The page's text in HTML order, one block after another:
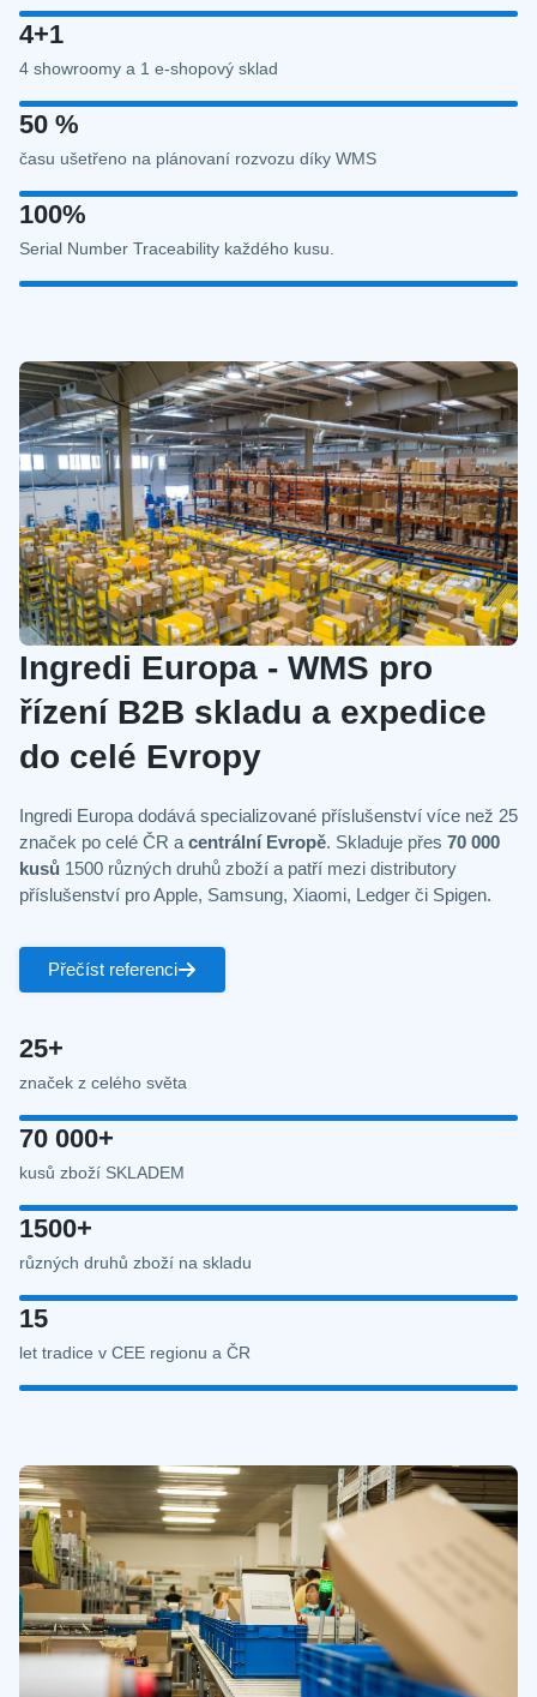
4+1
4 showroomy a 1 e-shopový sklad
50 %
času ušetřeno na plánovaní rozvozu díky WMS
100%
Serial Number Traceability každého kusu.
Ingredi Europa - WMS pro
řízení B2B skladu a expedice
do celé Evropy
Ingredi Europa dodává specializované příslušenství více než 25
značek po celé ČR a centrální Evropě. Skladuje přes 70 000
kusů 1500 různých druhů zboží a patří mezi distributory
příslušenství pro Apple, Samsung, Xiaomi, Ledger či Spigen.
Přečíst referenci
25+
značek z celého světa
70 000+
kusů zboží SKLADEM
1500+
různých druhů zboží na skladu
15
let tradice v CEE regionu a ČR